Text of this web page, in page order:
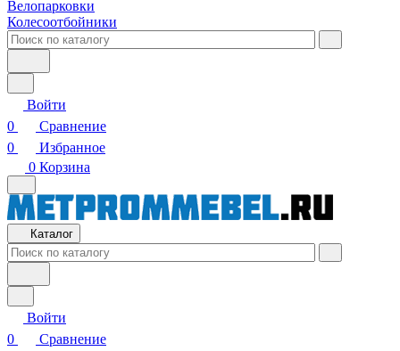
Велопарковки
Колесоотбойники
Войти
0
Сравнение
0
Избранное
0 Корзина
Каталог
Войти
0
Сравнение